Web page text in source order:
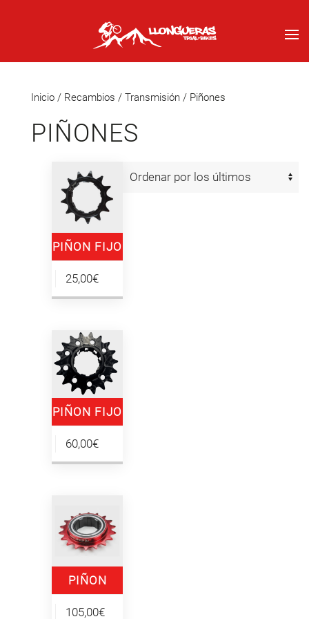
Inicio / Recambios / Transmisión / Piñones
PIÑONES
PIÑON FIJO
SHIMANO
HG
25,00€
PIÑON FIJO
18T
CHORRILLAS
60,00€
PIÑON
LIBRE 135.9
105,00€